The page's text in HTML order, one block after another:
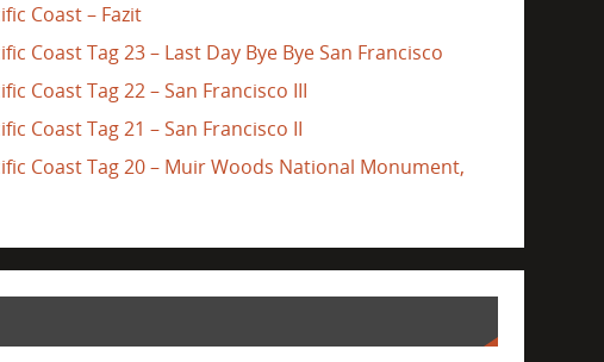
Coast – Fazit
Coast Tag 23 – Last Day Bye Bye San Francisco
Coast Tag 22 – San Francisco III
Coast Tag 21 – San Francisco II
Coast Tag 20 – Muir Woods National Monument,